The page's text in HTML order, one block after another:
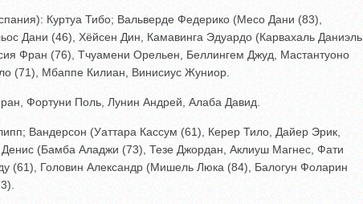
Куртуа Тибо; Вальверде Федерико (Месо Дани (83),
Дани (46), Хёйсен Дин, Камавинга Эдуардо (Карвахаль Даниэль
Фран (76), Тчуамени Орельен, Беллингем Джуд, Мастантуоно
(71), Мбаппе Килиан, Винисиус Жуниор.
Фортуни Поль, Лунин Андрей, Алаба Давид.
Вандерсон (Уаттара Кассум (61), Керер Тило, Дайер Эрик,
(Бамба Аладжи (73), Тезе Джордан, Аклиуш Магнес, Фати
(61), Головин Александр (Мишель Люка (84), Балогун Фоларин